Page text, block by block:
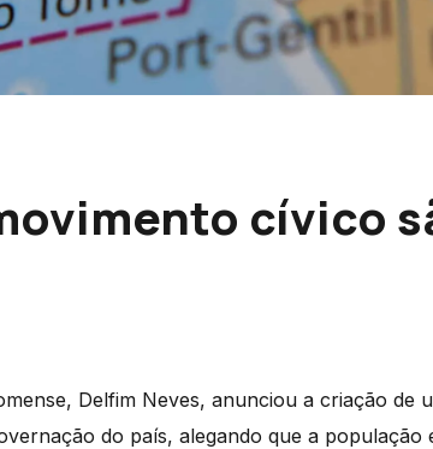
cívico
Delfim Neves, anunciou a criação de
do país, alegando que a população